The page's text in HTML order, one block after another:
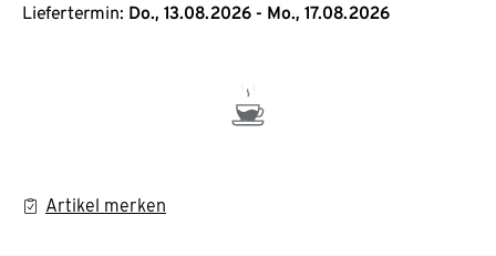
Liefertermin: Do., 13.08.2026 - Mo., 17.08.2026
Artikel merken